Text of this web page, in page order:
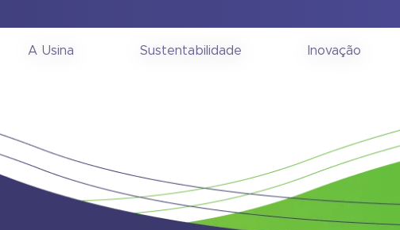
A Usina Sustentabilidade Inovação
Fiscal 08/10/2018